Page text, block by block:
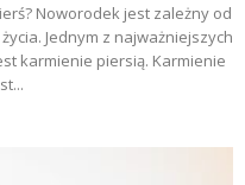
Noworodek jest zależny od
Jednym z najważniejszych
karmienie piersią. Karmienie